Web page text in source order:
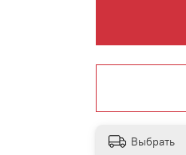
Выбрать